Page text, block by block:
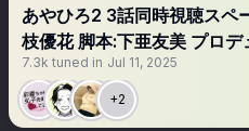
あやひろ2 3話同時視聴ス
枝優花 脚本:下亜友美 プロ
7.3k tuned in Jul 11, 2025
+2